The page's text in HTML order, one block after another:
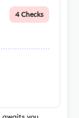
4 Checks